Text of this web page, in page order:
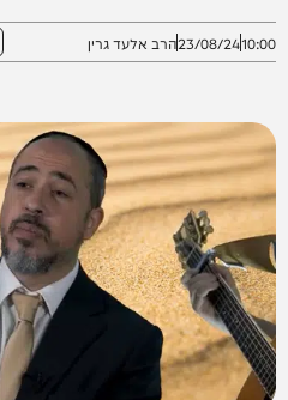
10:00
23/08/24הרב אלעד גרין